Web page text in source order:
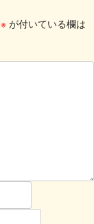
※ が付いている欄は